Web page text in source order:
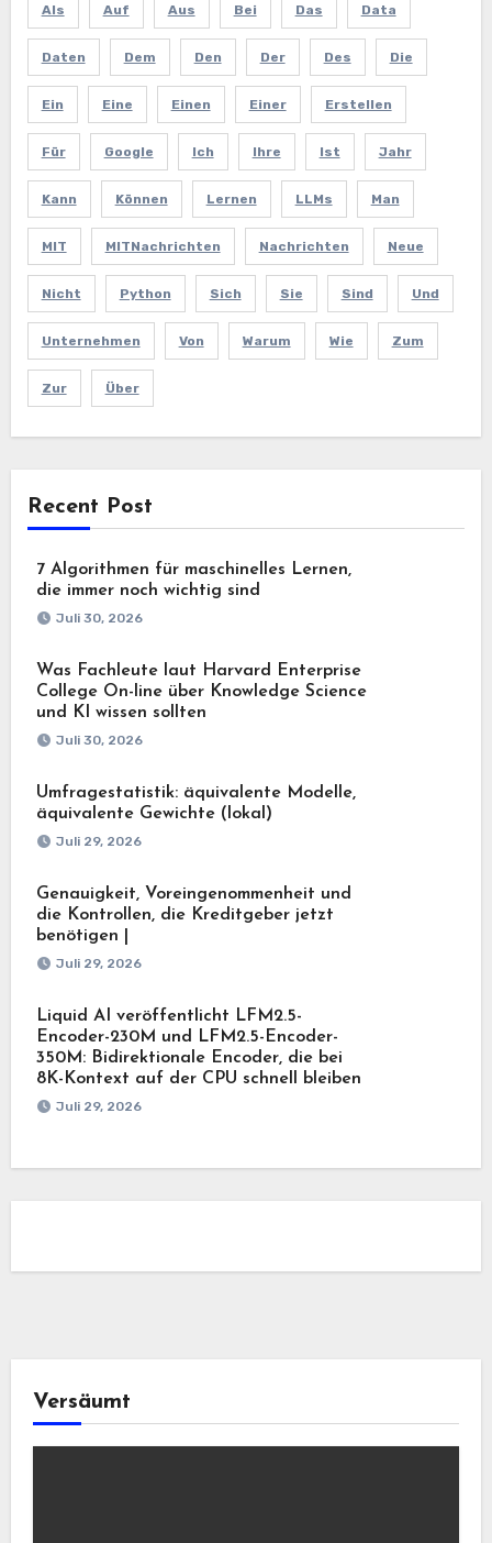
Als Auf Aus Bei Das Data
Daten Dem Den Der Des Die
Ein Eine Einen Einer Erstellen
Für Google Ich Ihre Ist Jahr
Kann Können Lernen LLMs Man
MIT MITNachrichten Nachrichten Neue
Nicht Python Sich Sie Sind Und
Unternehmen Von Warum Wie Zum
Zur Über
Recent Post
7 Algorithmen für maschinelles Lernen,
die immer noch wichtig sind
Juli 30, 2026
Was Fachleute laut Harvard Enterprise
College On-line über Knowledge Science
und KI wissen sollten
Juli 30, 2026
Umfragestatistik: äquivalente Modelle,
äquivalente Gewichte (lokal)
Juli 29, 2026
Genauigkeit, Voreingenommenheit und
die Kontrollen, die Kreditgeber jetzt
benötigen |
Juli 29, 2026
Liquid AI veröffentlicht LFM2.5-
Encoder-230M und LFM2.5-Encoder-
350M: Bidirektionale Encoder, die bei
8K-Kontext auf der CPU schnell bleiben
Juli 29, 2026
Versäumt